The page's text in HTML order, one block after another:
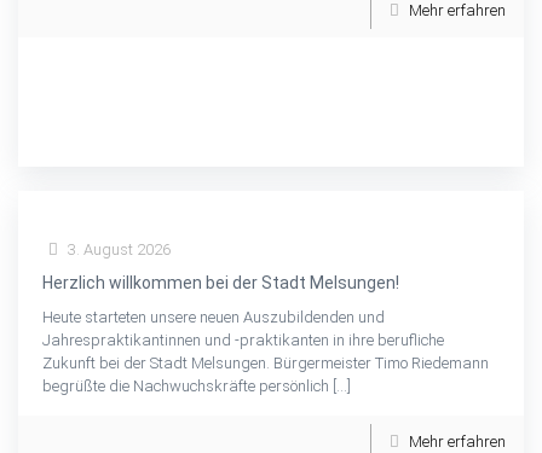
Mehr erfahren
3. August 2026
Herzlich willkommen bei der Stadt Melsungen!
Heute starteten unsere neuen Auszubildenden und
Jahrespraktikantinnen und -praktikanten in ihre berufliche
Zukunft bei der Stadt Melsungen. Bürgermeister Timo Riedemann
begrüßte die Nachwuchskräfte persönlich […]
Mehr erfahren